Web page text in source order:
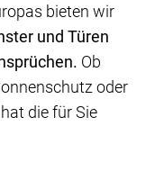
bieten wir
und Türen
Ob
oder
die für Sie